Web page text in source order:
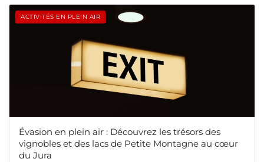
ACTIVITÉS EN PLEIN AIR
Évasion en plein air : Découvrez les trésors des
vignobles et des lacs de Petite Montagne au cœur
du Jura